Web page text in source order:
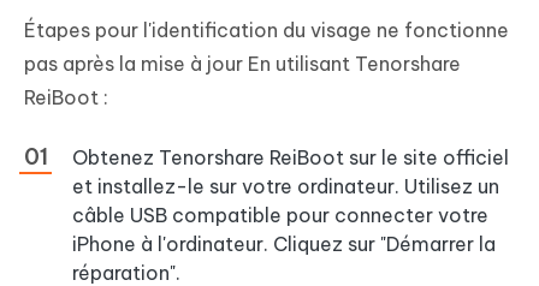
Étapes pour l'identification du visage ne fonctionne
pas après la mise à jour En utilisant Tenorshare
ReiBoot :
Obtenez Tenorshare ReiBoot sur le site officiel
et installez-le sur votre ordinateur. Utilisez un
câble USB compatible pour connecter votre
iPhone à l'ordinateur. Cliquez sur "Démarrer la
réparation".